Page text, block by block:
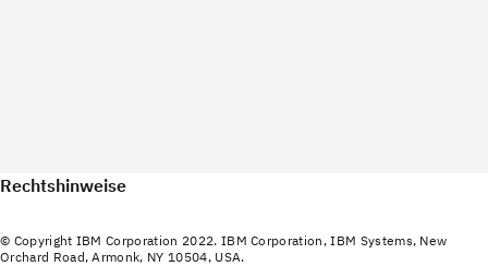
Rechtshinweise
© Copyright IBM Corporation 2022. IBM Corporation, IBM Systems, New
Orchard Road, Armonk, NY 10504, USA.